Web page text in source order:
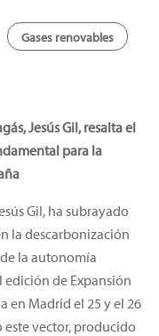
Gases renovables
Jesús Gil, resalta el
para la
Gil, ha subrayado
la descarbonización
la autonomía
edición de Expansión
en Madrid el 25 y el 26
este vector, producido